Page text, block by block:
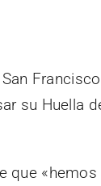
su Huella
que